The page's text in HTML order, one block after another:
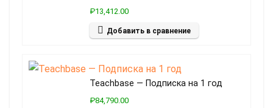
₽13,412.00
Добавить в сравнение
Teachbase — Подписка на 1 год
₽84,790.00